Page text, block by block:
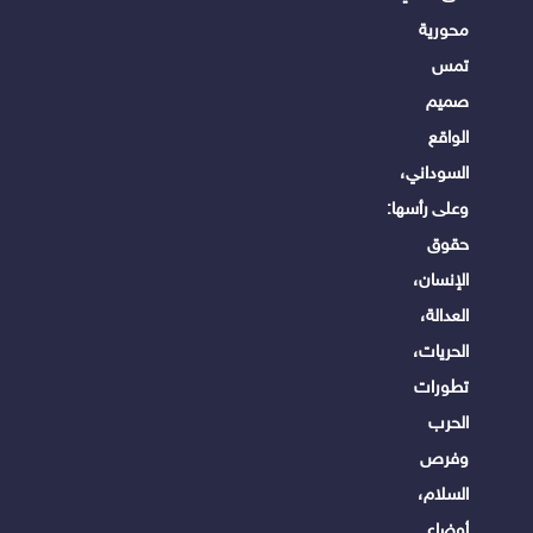
محورية
تمس
صميم
الواقع
السوداني،
وعلى رأسها:
حقوق
الإنسان،
العدالة،
الحريات،
تطورات
الحرب
وفرص
السلام،